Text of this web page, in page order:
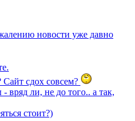
новости уже давно
Сайт сдох совсем?
вряд ли, не до того.. а так,
стоит?)